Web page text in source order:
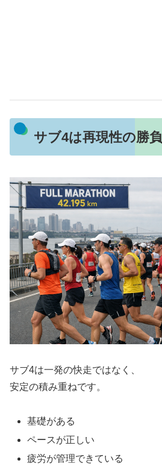
サブ4は再現性の勝負
サブ4は一発の快走ではなく、
安定の積み重ねです。
基礎がある
ペースが正しい
疲労が管理できている